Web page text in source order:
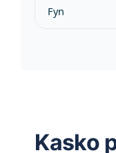
Fyn
Kasko